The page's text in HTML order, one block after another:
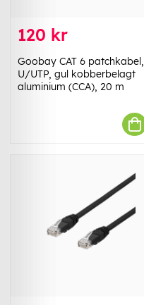
120 kr
Goobay CAT 6 patchkabel,
U/UTP, gul kobberbelagt
aluminium (CCA), 20 m